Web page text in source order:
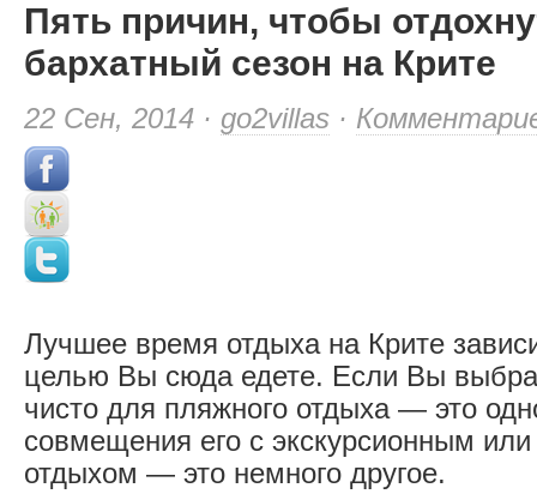
Пять причин, чтобы
бархатный сезон на Крите
22 Сен, 2014 · go2villas ·
Лучшее время отдыха на Крите
целью Вы сюда едете. Если Вы
чисто для пляжного отдыха — это
совмещения его с экскурсионным
отдыхом — это немного другое.